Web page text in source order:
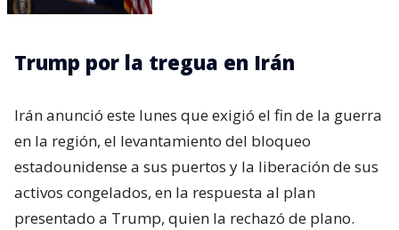
Trump por la tregua en Irán
Irán anunció este lunes que exigió el fin de la guerra
en la región, el levantamiento del bloqueo
estadounidense a sus puertos y la liberación de sus
activos congelados, en la respuesta al plan
presentado a Trump, quien la rechazó de plano.